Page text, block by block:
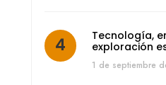
Tecnología,
exploración
1 de septiembre